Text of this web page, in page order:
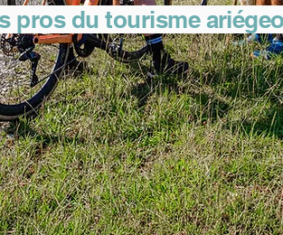
pros du tourisme